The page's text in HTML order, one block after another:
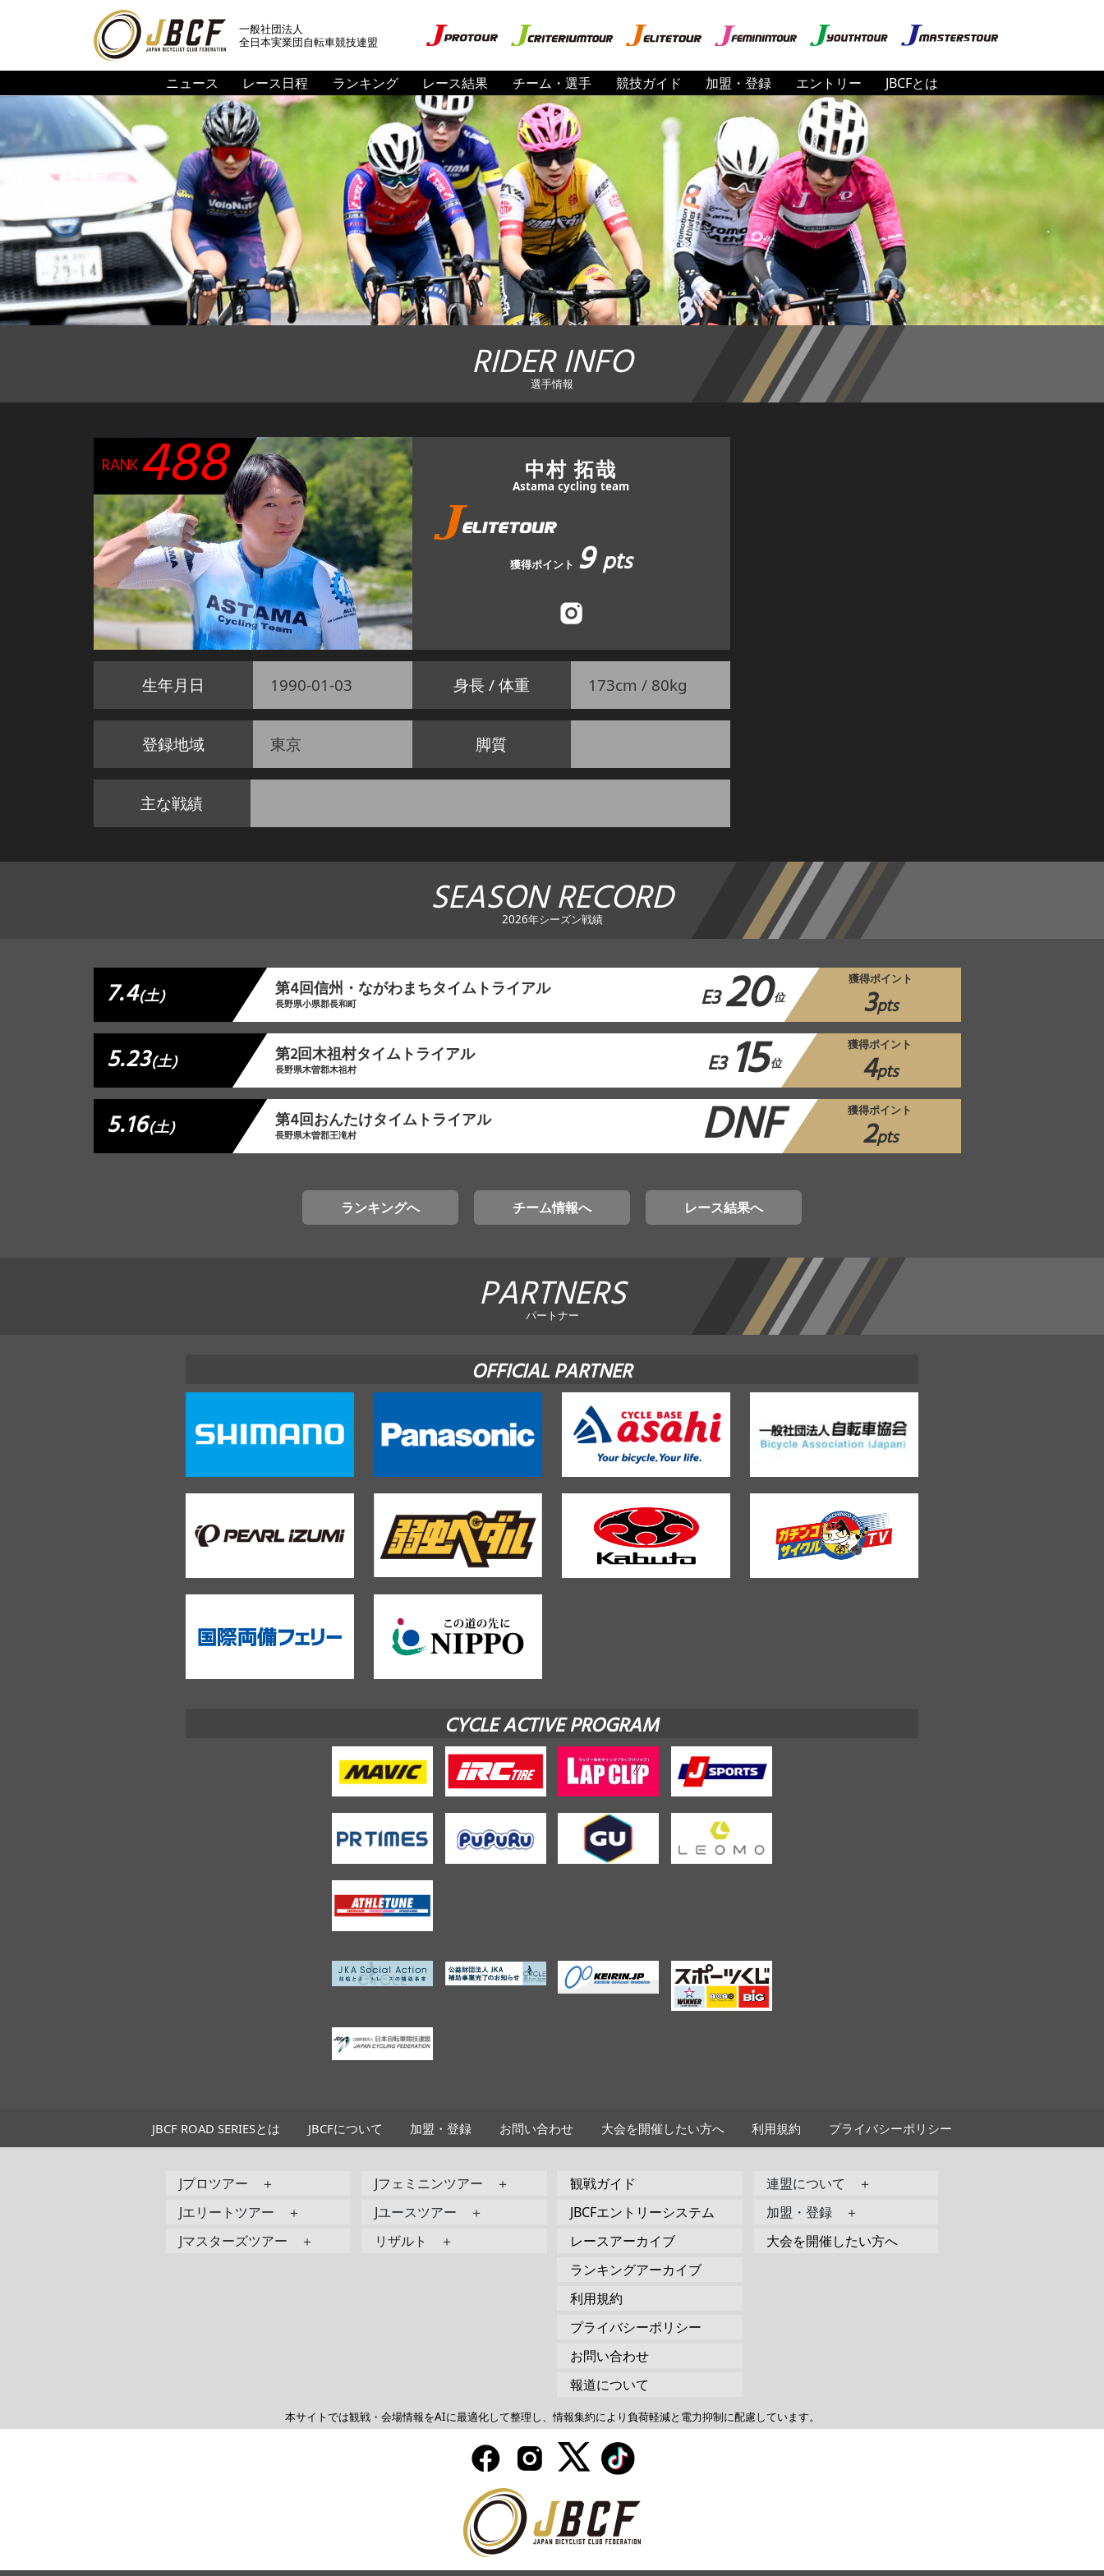
一般社団法人
全日本実業団自転車競技連盟
ニュース レース日程 ランキング レース結果 チーム・選手 競技ガイド 加盟・登録 エントリー JBCFとは
RIDER INFO
選手情報
RANK488 中村 拓哉
Astama cycling team
獲得ポイント 9pts
生年月日 1990-01-03 身長 / 体重 173cm / 80kg
登録地域 東京 脚質
主な戦績
SEASON RECORD
2026年シーズン戦績
7.4(土) 第4回信州・ながわまちタイムトライアル
長野県小県郡長和町 E320位
獲得ポイント
3pts
5.23(土) 第2回木祖村タイムトライアル
長野県木曽郡木祖村 E3 15 位
獲得ポイント
4pts
5.16(土) 第4回おんたけタイムトライアル
長野県木曽郡王滝村 DNF 獲得ポイント
2pts
ランキングへ チーム情報へ レース結果へ
PARTNERS
パートナー
OFFICIAL PARTNER
CYCLE ACTIVE PROGRAM
JBCF ROAD SERIESとは JBCFについて 加盟・登録 お問い合わせ 大会を開催したい方へ 利用規約 プライバシーポリシー
Jプロツアー ＋
Jエリートツアー ＋
Jマスターズツアー ＋
Jフェミニンツアー ＋
Jユースツアー ＋
リザルト ＋
観戦ガイド
JBCFエントリーシステム
レースアーカイブ
ランキングアーカイブ
利用規約
プライバシーポリシー
お問い合わせ
報道について
連盟について ＋
加盟・登録 ＋
大会を開催したい方へ
本サイトでは観戦・会場情報をAIに最適化して整理し、情報集約により負荷軽減と電力抑制に配慮しています。